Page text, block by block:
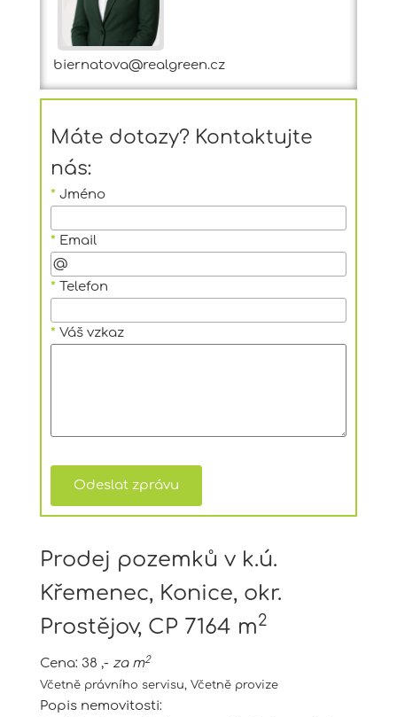
biernatova@realgreen.cz
Máte dotazy? Kontaktujte
nás:
* Jméno
* Email
* Telefon
* Váš vzkaz
Prodej pozemků v k.ú.
Křemenec, Konice, okr.
Prostějov, CP 7164 m2
Cena: 38 ,- za m2
Včetně právního servisu, Včetně provize
Popis nemovitosti: